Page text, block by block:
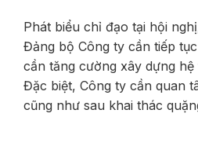
Phát biểu chỉ đạo tại hội
Đảng bộ Công ty cần tiếp
cần tăng cường xây dựng
Đặc biệt, Công ty cần quan
cũng như sau khai thác